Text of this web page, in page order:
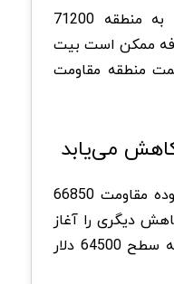
مقاومت اصلی بعدی نزدیک به منطقه 71200
ممکن است بیت
منطقه مقاومت
می‌یابد
اگر بیت کوین نتواند از محدوده مقاومت 66850
دیگری را آغاز
کند. حمایت فوری در نزدیک به سطح 64500 دلار